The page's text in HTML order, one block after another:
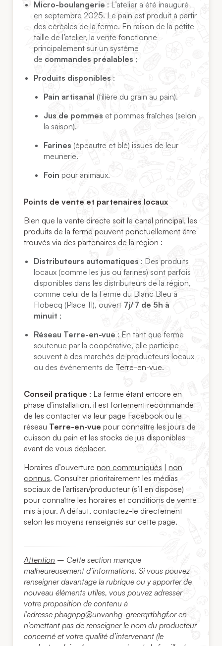
Micro-boulangerie : L’atelier a été inauguré
en septembre 2025. Le pain est produit à partir
des céréales de la ferme. En raison de la petite
taille de l’atelier, la vente fonctionne
principalement sur un système
de commandes préalables ;
Produits disponibles :
Pain artisanal (filière du grain au pain).
Jus de pommes et pommes fraîches (selon
la saison).
Farines (épeautre et blé) issues de leur
meunerie.
Foin pour animaux.
Points de vente et partenaires locaux
Bien que la vente directe soit le canal principal, les
produits de la ferme peuvent ponctuellement être
trouvés via des partenaires de la région :
Distributeurs automatiques : Des produits
locaux (comme les jus ou farines) sont parfois
disponibles dans les distributeurs de la région,
comme celui de la Ferme du Blanc Bleu à
Flobecq (Place 11), ouvert 7j/7 de 5h à
minuit ;
Réseau Terre-en-vue : En tant que ferme
soutenue par la coopérative, elle participe
souvent à des marchés de producteurs locaux
ou des événements de Terre-en-vue.
Conseil pratique : La ferme étant encore en
phase d’installation, il est fortement recommandé
de les contacter via leur page Facebook ou le
réseau Terre-en-vue pour connaître les jours de
cuisson du pain et les stocks de jus disponibles
avant de vous déplacer.
Horaires d’ouverturenon communiqués |non
connus. Consulter prioritairement les médias
sociaux de l’artisan/producteur (s’il en dispose)
pour connaître les horaires et conditions de vente
mis à jour. A défaut, contactez-le directement
selon les moyens renseignés sur cette page.
Attention – Cette section manque
malheureusement d’informations. Si vous pouvez
renseigner davantage la rubrique ou y apporter de
nouveau éléments utiles, vous pouvez adresser
votre proposition de contenu à
l’adressepbagnpg@unvanhg-greerqrtbhgf.oren
n’omettant pas de renseigner le nom du producteur
concerné et votre qualité d’intervenant (le